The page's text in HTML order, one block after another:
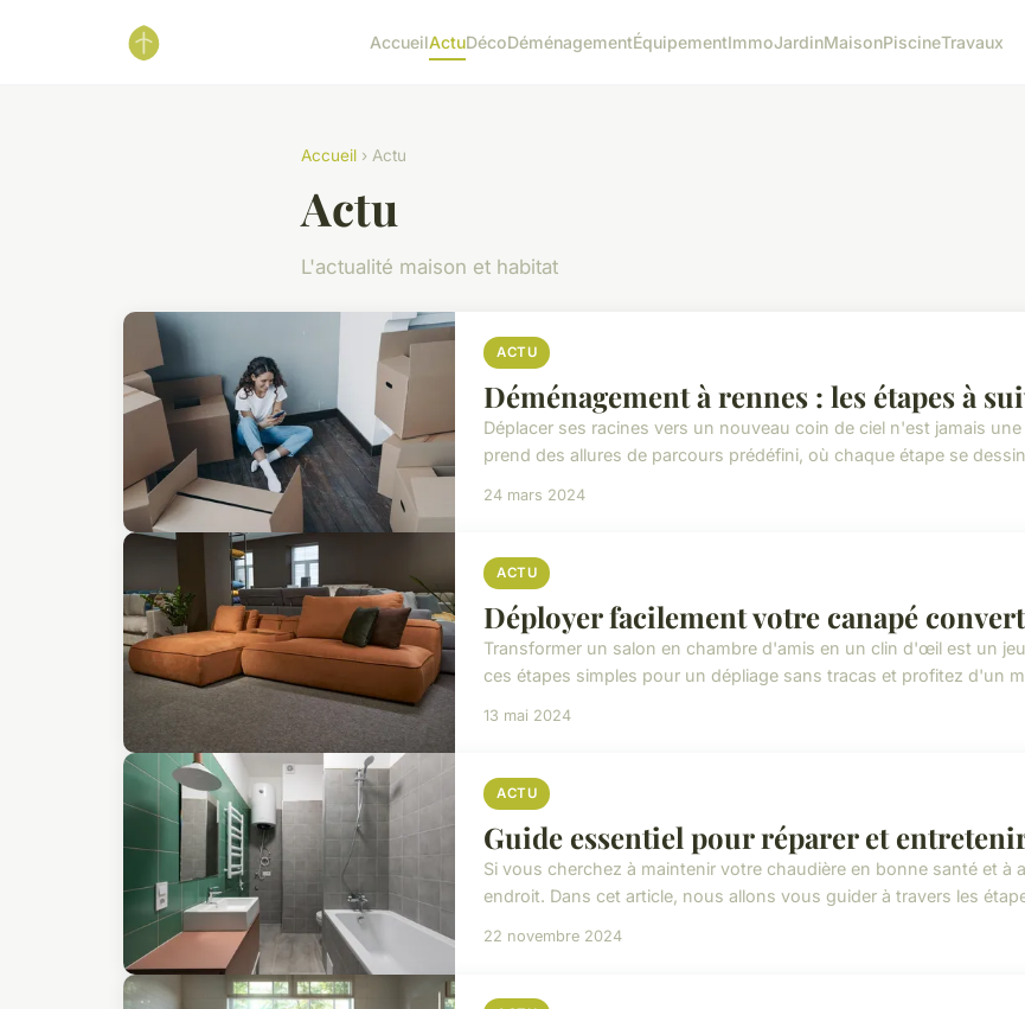
AccueilActuDécoDéménagementÉquipementImmoJardinMaisonPiscineTravaux
Accueil › Actu
Actu
L'actualité maison et habitat
ACTU
Déménagement à rennes : les étapes à
Déplacer ses racines vers un nouveau coin de ciel n'est jamais
prend des allures de parcours prédéfini, où chaque étape se
24 mars 2024
ACTU
Déployer facilement votre canapé
Transformer un salon en chambre d'amis en un clin d'œil est un
ces étapes simples pour un dépliage sans tracas et profitez d'un
13 mai 2024
ACTU
Guide essentiel pour réparer et
Si vous cherchez à maintenir votre chaudière en bonne santé et
endroit. Dans cet article, nous allons vous guider à travers les
22 novembre 2024